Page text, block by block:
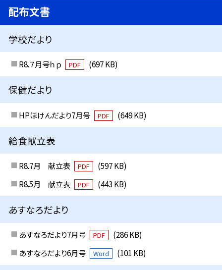
配布文書
学校だより
R8.７月号ｈｐ PDF (697 KB)
保健だより
HPほけんだより7月号 PDF (649 KB)
給食献立表
R8.7月 献立表 PDF
(597 KB)
R8.5月 献立表
PDF (443 KB)
あすなろだより
あすなろだより7月号 PDF
(286 KB)
あすなろだより6月号
Word (101 KB)